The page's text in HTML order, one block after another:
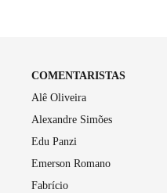
COMENTARISTAS
Alê Oliveira
Alexandre Simões
Edu Panzi
Emerson Romano
Fabrício